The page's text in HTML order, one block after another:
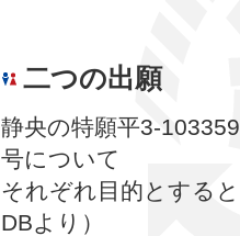
二つの出願
静央の特願平3-
号について
それぞれ目的とする
DBより）